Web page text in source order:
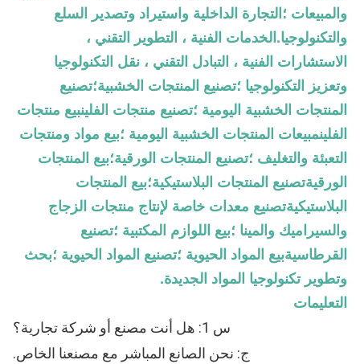
والمبيعات ؛التجارة الداخلية واستيراد وتصدير السلع
والتكنولوجيا.الخدمات الفنية ، التطوير التقني ،
الاستشارات الفنية ، التبادل التقني ، نقل التكنولوجيا
وتعزيز التكنولوجيا ؛تصنيع المنتجات الخشبية؛تصنيع
المنتجات الخشبية اليومية ؛تصنيع منتجات الفلينبيع منتجات
الفلينمبيعات المنتجات الخشبية اليومية ؛بيع مواد ومنتجات
التعبئة والتغليف ؛تصنيع المنتجات الورقية؛بيع المنتجات
الورقيةتصنيع المنتجات البلاستيكية؛بيع المنتجات
البلاستيكيةتصنيع معدات خاصة لإنتاج منتجات الزجاج
والسيراميك والمينا ؛بيع اللوازم المكتبية ؛تصنيع
القرطاسيةبيع المواد الحيوية ؛تصنيع المواد الحيوية ؛بحث
وتطوير تكنولوجيا المواد الجديدة.
التعليمات
س 1: هل أنت مصنع أو شركة تجارية؟
ج: نحن الصانع المباشر مع مصنعنا الخاص.